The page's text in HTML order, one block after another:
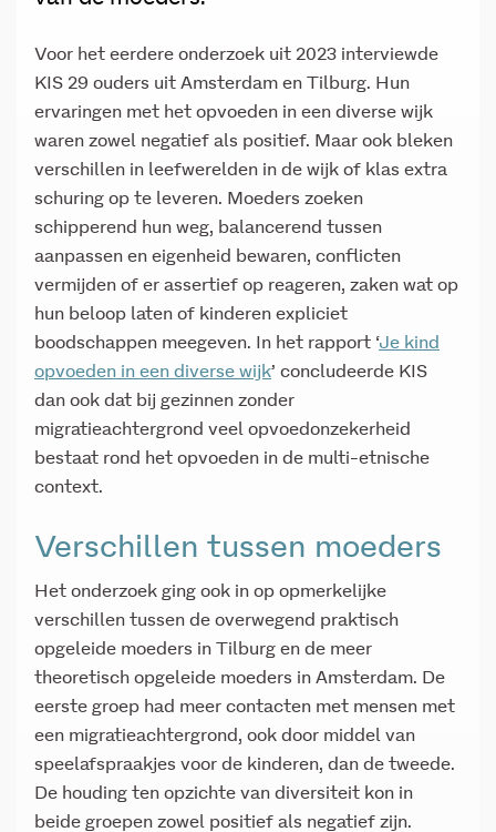
Voor het eerdere onderzoek uit 2023 interviewde
KIS 29 ouders uit Amsterdam en Tilburg. Hun
ervaringen met het opvoeden in een diverse wijk
waren zowel negatief als positief. Maar ook bleken
verschillen in leefwerelden in de wijk of klas extra
schuring op te leveren. Moeders zoeken
schipperend hun weg, balancerend tussen
aanpassen en eigenheid bewaren, conflicten
vermijden of er assertief op reageren, zaken wat op
hun beloop laten of kinderen expliciet
boodschappen meegeven. In het rapport ‘Je kind
opvoeden in een diverse wijk’ concludeerde KIS
dan ook dat bij gezinnen zonder
migratieachtergrond veel opvoedonzekerheid
bestaat rond het opvoeden in de multi-etnische
context.
Verschillen tussen moeders
Het onderzoek ging ook in op opmerkelijke
verschillen tussen de overwegend praktisch
opgeleide moeders in Tilburg en de meer
theoretisch opgeleide moeders in Amsterdam. De
eerste groep had meer contacten met mensen met
een migratieachtergrond, ook door middel van
speelafspraakjes voor de kinderen, dan de tweede.
De houding ten opzichte van diversiteit kon in
beide groepen zowel positief als negatief zijn.